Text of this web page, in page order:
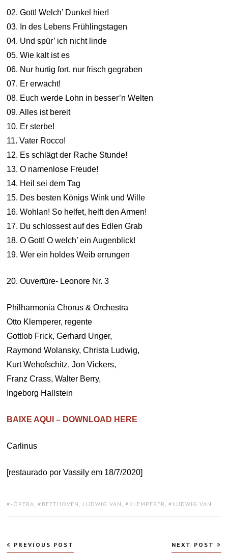
02. Gott! Welch’ Dunkel hier!
03. In des Lebens Frühlingstagen
04. Und spür’ ich nicht linde
05. Wie kalt ist es
06. Nur hurtig fort, nur frisch gegraben
07. Er erwacht!
08. Euch werde Lohn in besser’n Welten
09. Alles ist bereit
10. Er sterbe!
11. Vater Rocco!
12. Es schlägt der Rache Stunde!
13. O namenlose Freude!
14. Heil sei dem Tag
15. Des besten Königs Wink und Wille
16. Wohlan! So helfet, helft den Armen!
17. Du schlossest auf des Edlen Grab
18. O Gott! O welch’ ein Augenblick!
19. Wer ein holdes Weib errungen
20. Ouvertüre- Leonore Nr. 3
Philharmonia Chorus & Orchestra
Otto Klemperer, regente
Gottlob Frick, Gerhard Unger,
Raymond Wolansky, Christa Ludwig,
Kurt Wehofschitz, Jon Vickers,
Franz Crass, Walter Berry,
Ingeborg Hallstein
BAIXE AQUI – DOWNLOAD HERE
Carlinus
[restaurado por Vassily em 18/7/2020]
TAGS:
-ÓPERA, BEETHOVEN, LUDWIG VAN , KLEMPERER, LUDWIG VAN
Navegação
PREVIOUS POST NEXT POST